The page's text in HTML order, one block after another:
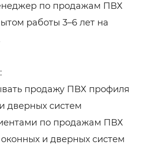
по продажам ПВХ
работы 3–6 лет на
продажу ПВХ профиля
и дверных систем
по продажам ПВХ
и дверных систем